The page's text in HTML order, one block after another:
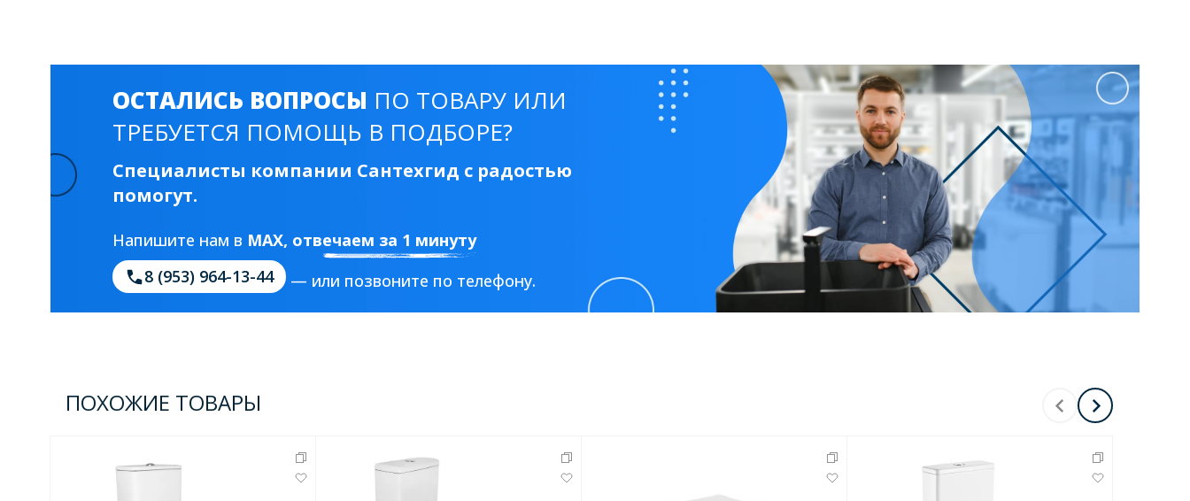
ОСТАЛИСЬ ВОПРОСЫ ПО ТОВАРУ ИЛИ
ТРЕБУЕТСЯ ПОМОЩЬ В ПОДБОРЕ?
Специалисты компании Сантехгид с радостью
помогут.
Напишите нам в MAX, отвечаем за 1 минуту
8 (953) 964-13-44
— или позвоните по телефону.
ПОХОЖИЕ ТОВАРЫ